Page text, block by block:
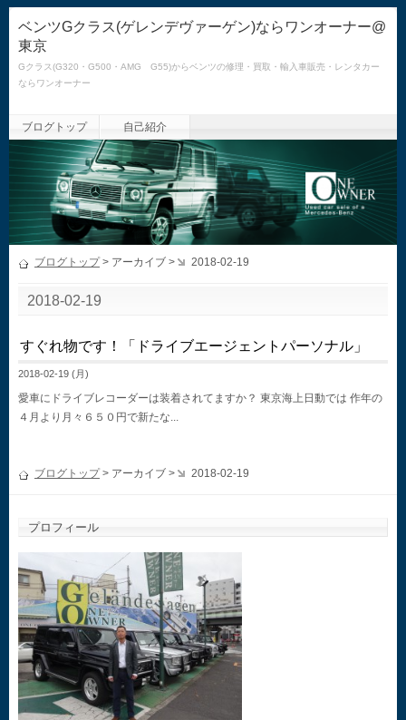
ベンツGクラス(ゲレンデヴァーゲン)ならワンオーナー@
東京
Gクラス(G320・G500・AMG G55)からベンツの修理・買取・輸入車販売・レンタカー
ならワンオーナー
ブログトップ 自己紹介
ブログトップ> アーカイブ > 2018-02-19
2018-02-19
すぐれ物です！「ドライブエージェントパーソナル」
2018-02-19 (月)
愛車にドライブレコーダーは装着されてますか？ 東京海上日動では 作年の
４月より月々６５０円で新たな...
ブログトップ> アーカイブ > 2018-02-19
プロフィール